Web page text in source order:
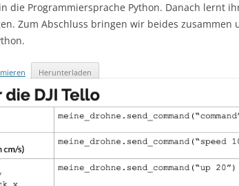
die Programmiersprache Python. Danach lernt
Zum Abschluss bringen wir beides zusammen
Herunterladen